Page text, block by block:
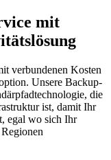
mit
verbundenen Kosten
Unsere Backup-
die
ist, damit Ihr
egal wo sich Ihr